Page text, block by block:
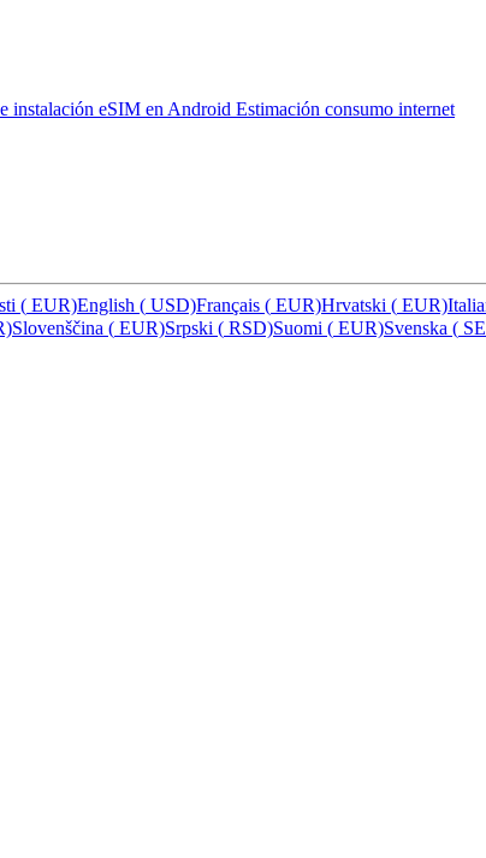
instalación eSIM en Android Estimación consumo internet
( EUR)English ( USD)Français ( EUR)Hrvatski ( EUR)
Slovenščina ( EUR)Srpski ( RSD)Suomi ( EUR)Svenska (